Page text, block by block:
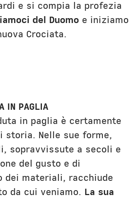
e si compia la profezia
del Duomo e iniziamo
Crociata.
IN PAGLIA
in paglia è certamente
storia. Nelle sue forme,
sopravvissute a secoli e
del gusto e di
dei materiali, racchiude
da cui veniamo. La sua